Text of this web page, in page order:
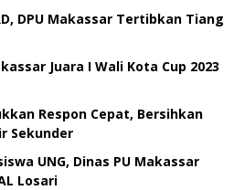
DPU Makassar Tertibkan Tiang
Juara I Wali Kota Cup 2023
Respon Cepat, Bersihkan
Sekunder
UNG, Dinas PU Makassar
Losari